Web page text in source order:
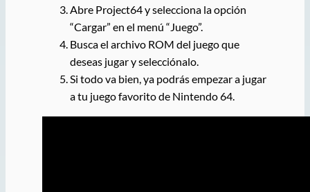
Abre Project64 y selecciona la opción
“Cargar” en el menú “Juego”.
Busca el archivo ROM del juego que
deseas jugar y selecciónalo.
Si todo va bien, ya podrás empezar a jugar
a tu juego favorito de Nintendo 64.